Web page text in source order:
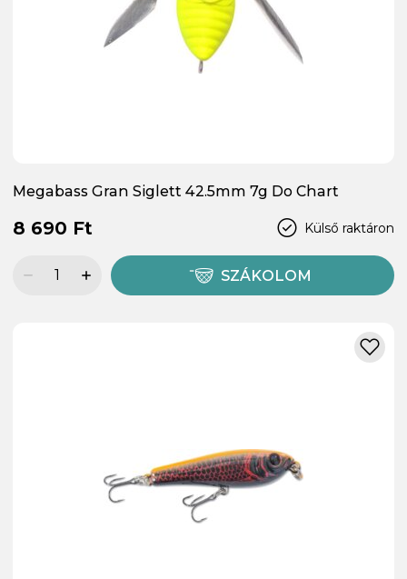
Megabass Gran Siglett 42.5mm 7g Do Chart
Külső raktáron
8 690 Ft
SZÁKOLOM